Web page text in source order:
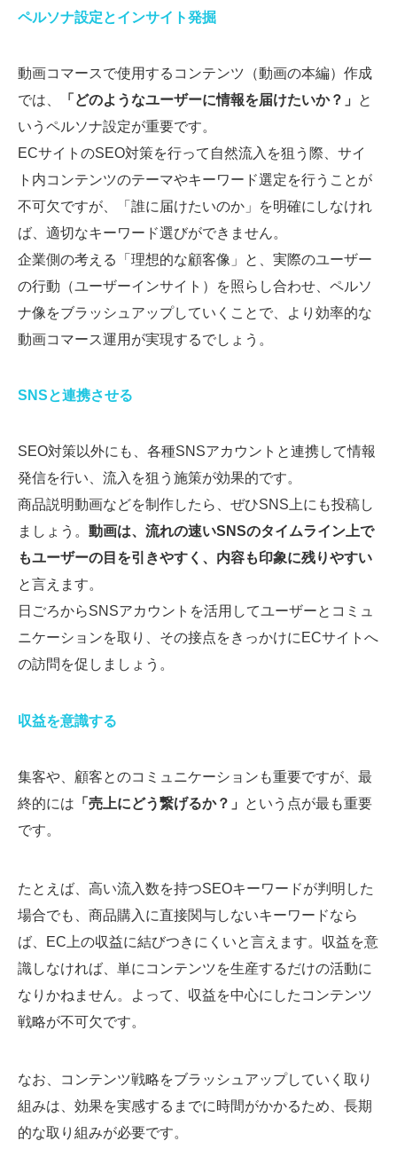
ペルソナ設定とインサイト発掘
動画コマースで使用するコンテンツ（動画の本編）作成
では、
「どのようなユーザーに情報を届けたいか？」
と
いうペルソナ設定が重要です。
ECサイトのSEO対策を行って自然流入を狙う際、サイ
ト内コンテンツのテーマやキーワード選定を行うことが
不可欠ですが、「誰に届けたいのか」を明確にしなけれ
ば、適切なキーワード選びができません。
企業側の考える「理想的な顧客像」と、実際のユーザー
の行動（ユーザーインサイト）を照らし合わせ、ペルソ
ナ像をブラッシュアップしていくことで、より効率的な
動画コマース運用が実現するでしょう。
SNSと連携させる
SEO対策以外にも、各種SNSアカウントと連携して情報
発信を行い、流入を狙う施策が効果的です。
商品説明動画などを制作したら、ぜひSNS上にも投稿し
ましょう。 動画は、流れの速いSNSのタイムライン上で
もユーザーの目を引きやすく、内容も印象に残りやすい
と言えます。
日ごろからSNSアカウントを活用してユーザーとコミュ
ニケーションを取り、その接点をきっかけにECサイトへ
の訪問を促しましょう。
収益を意識する
集客や、顧客とのコミュニケーションも重要ですが、最
終的には 「売上にどう繋げるか？」
という点が最も重要
です。
たとえば、高い流入数を持つSEOキーワードが判明した
場合でも、商品購入に直接関与しないキーワードなら
ば、EC上の収益に結びつきにくいと言えます。収益を意
識しなければ、単にコンテンツを生産するだけの活動に
なりかねません。よって、収益を中心にしたコンテンツ
戦略が不可欠です。
なお、コンテンツ戦略をブラッシュアップしていく取り
組みは、効果を実感するまでに時間がかかるため、長期
的な取り組みが必要です。